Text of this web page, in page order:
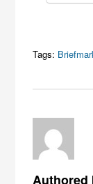
Tags:
Authored